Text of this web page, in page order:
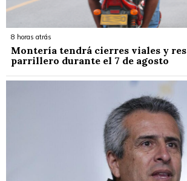
8 horas atrás
Montería tendrá cierres viales y
parrillero durante el 7 de agosto